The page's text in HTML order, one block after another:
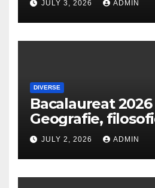
JULY 3, 2026 ADMIN
DIVERSE
Bacalaureat 2026
Geografie,
economie, logică,
sociologie, fizică,
biologie,
informatică
JULY 2, 2026 ADMIN